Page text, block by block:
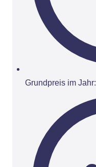
Grundpreis im Jahr: